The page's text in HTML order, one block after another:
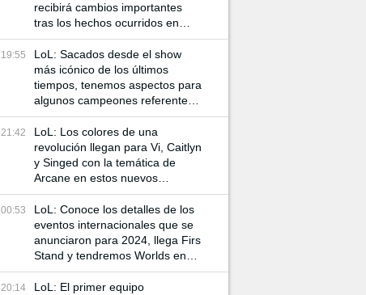
recibirá cambios importantes
tras los hechos ocurridos en
Arcane
19:55
LoL: Sacados desde el show
más icónico de los últimos
tiempos, tenemos aspectos para
algunos campeones referentes
a Arcane
21:42
LoL: Los colores de una
revolución llegan para Vi, Caitlyn
y Singed con la temática de
Arcane en estos nuevos
aspectos
00:53
LoL: Conoce los detalles de los
eventos internacionales que se
anunciaron para 2024, llega Firs
Stand y tendremos Worlds en
China
20:14
LoL: El primer equipo